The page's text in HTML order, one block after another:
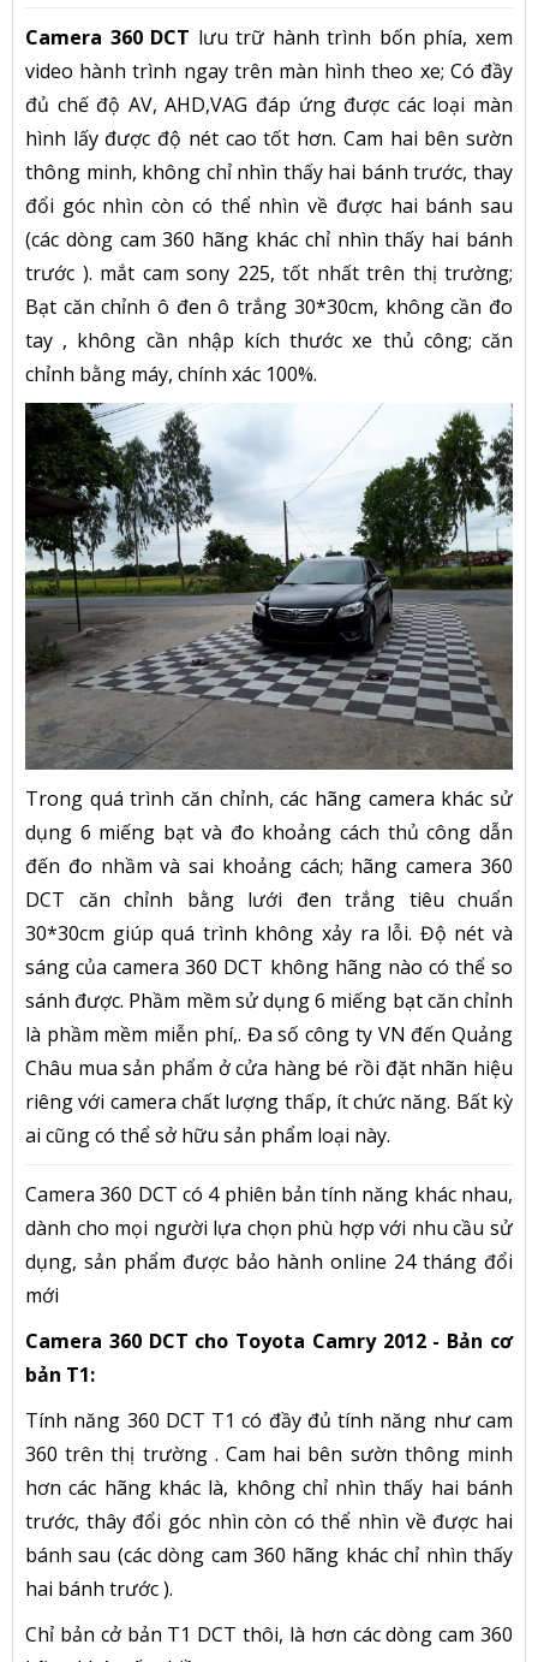
Camera 360 DCT lưu trữ hành trình bốn phía, xem
video hành trình ngay trên màn hình theo xe; Có đầy
đủ chế độ AV, AHD,VAG đáp ứng được các loại màn
hình lấy được độ nét cao tốt hơn. Cam hai bên sườn
thông minh, không chỉ nhìn thấy hai bánh trước, thay
đổi góc nhìn còn có thể nhìn về được hai bánh sau
(các dòng cam 360 hãng khác chỉ nhìn thấy hai bánh
trước ). mắt cam sony 225, tốt nhất trên thị trường;
Bạt căn chỉnh ô đen ô trắng 30*30cm, không cần đo
tay , không cần nhập kích thước xe thủ công; căn
chỉnh bằng máy, chính xác 100%.
Trong quá trình căn chỉnh, các hãng camera khác sử
dụng 6 miếng bạt và đo khoảng cách thủ công dẫn
đến đo nhầm và sai khoảng cách; hãng camera 360
DCT căn chỉnh bằng lưới đen trắng tiêu chuẩn
30*30cm giúp quá trình không xảy ra lỗi. Độ nét và
sáng của camera 360 DCT không hãng nào có thể so
sánh được. Phầm mềm sử dụng 6 miếng bạt căn chỉnh
là phầm mềm miễn phí,. Đa số công ty VN đến Quảng
Châu mua sản phẩm ở cửa hàng bé rồi đặt nhãn hiệu
riêng với camera chất lượng thấp, ít chức năng. Bất kỳ
ai cũng có thể sở hữu sản phẩm loại này.
Camera 360 DCT có 4 phiên bản tính năng khác nhau,
dành cho mọi người lựa chọn phù hợp với nhu cầu sử
dụng, sản phẩm được bảo hành online 24 tháng đổi
mới
Camera 360 DCT cho Toyota Camry 2012 - Bản cơ
bản T1:
Tính năng 360 DCT T1 có đầy đủ tính năng như cam
360 trên thị trường . Cam hai bên sườn thông minh
hơn các hãng khác là, không chỉ nhìn thấy hai bánh
trước, thây đổi góc nhìn còn có thể nhìn về được hai
bánh sau (các dòng cam 360 hãng khác chỉ nhìn thấy
hai bánh trước ).
Chỉ bản cở bản T1 DCT thôi, là hơn các dòng cam 360